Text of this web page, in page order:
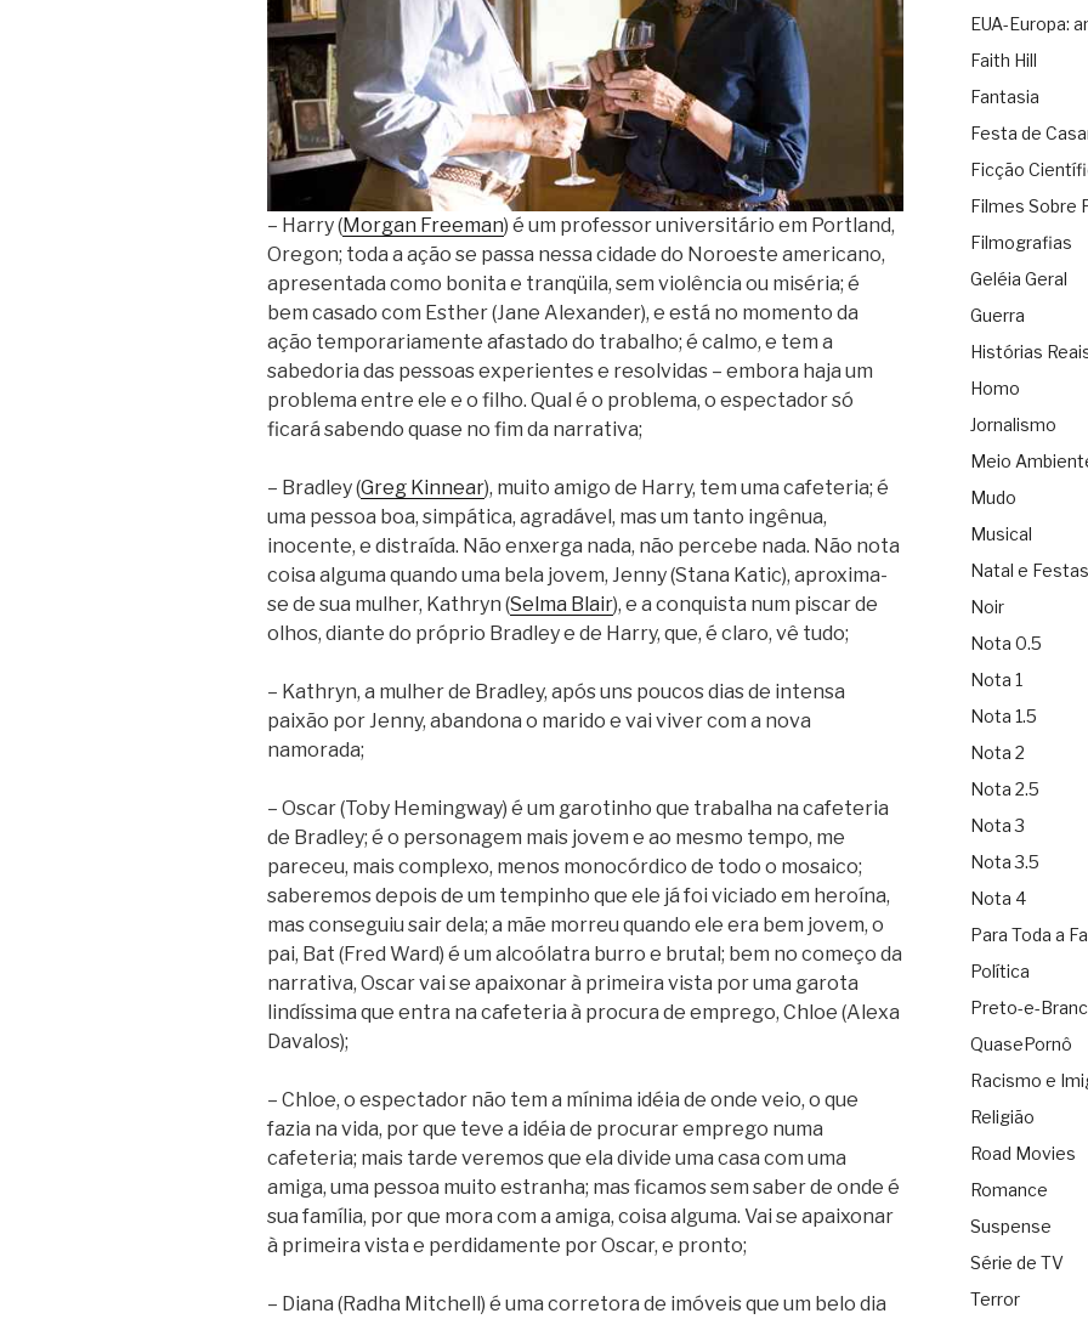
– Harry (Morgan Freeman) é um professor universitário em Portland,
Oregon; toda a ação se passa nessa cidade do Noroeste americano,
apresentada como bonita e tranqüila, sem violência ou miséria; é
bem casado com Esther (Jane Alexander), e está no momento da
ação temporariamente afastado do trabalho; é calmo, e tem a
sabedoria das pessoas experientes e resolvidas – embora haja um
problema entre ele e o filho. Qual é o problema, o espectador só
ficará sabendo quase no fim da narrativa;
– Bradley (Greg Kinnear), muito amigo de Harry, tem uma cafeteria; é
uma pessoa boa, simpática, agradável, mas um tanto ingênua,
inocente, e distraída. Não enxerga nada, não percebe nada. Não nota
coisa alguma quando uma bela jovem, Jenny (Stana Katic), aproxima-
se de sua mulher, Kathryn (Selma Blair), e a conquista num piscar de
olhos, diante do próprio Bradley e de Harry, que, é claro, vê tudo;
– Kathryn, a mulher de Bradley, após uns poucos dias de intensa
paixão por Jenny, abandona o marido e vai viver com a nova
namorada;
– Oscar (Toby Hemingway) é um garotinho que trabalha na cafeteria
de Bradley; é o personagem mais jovem e ao mesmo tempo, me
pareceu, mais complexo, menos monocórdico de todo o mosaico;
saberemos depois de um tempinho que ele já foi viciado em heroína,
mas conseguiu sair dela; a mãe morreu quando ele era bem jovem, o
pai, Bat (Fred Ward) é um alcoólatra burro e brutal; bem no começo da
narrativa, Oscar vai se apaixonar à primeira vista por uma garota
lindíssima que entra na cafeteria à procura de emprego, Chloe (Alexa
Davalos);
– Chloe, o espectador não tem a mínima idéia de onde veio, o que
fazia na vida, por que teve a idéia de procurar emprego numa
cafeteria; mais tarde veremos que ela divide uma casa com uma
amiga, uma pessoa muito estranha; mas ficamos sem saber de onde é
sua família, por que mora com a amiga, coisa alguma. Vai se apaixonar
à primeira vista e perdidamente por Oscar, e pronto;
– Diana (Radha Mitchell) é uma corretora de imóveis que um belo dia
EUA-Europa:
Faith Hill
Fantasia
Festa de
Ficção
Filmes Sobre
Filmografias
Geléia Geral
Guerra
Histórias
Homo
Jornalismo
Meio
Mudo
Musical
Natal e Festas
Noir
Nota 0.5
Nota 1
Nota 1.5
Nota 2
Nota 2.5
Nota 3
Nota 3.5
Nota 4
Para Toda a
Política
Preto-e-
QuasePornô
Racismo e
Religião
Road Movies
Romance
Suspense
Série de TV
Terror